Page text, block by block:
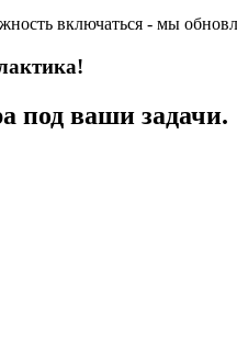
включаться - мы
под ваши задачи.